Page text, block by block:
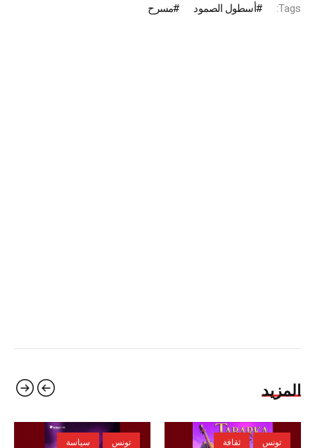
Tags: أسطول الصمود مسرح
المزيد
تونس ثقافة تونس سياسة